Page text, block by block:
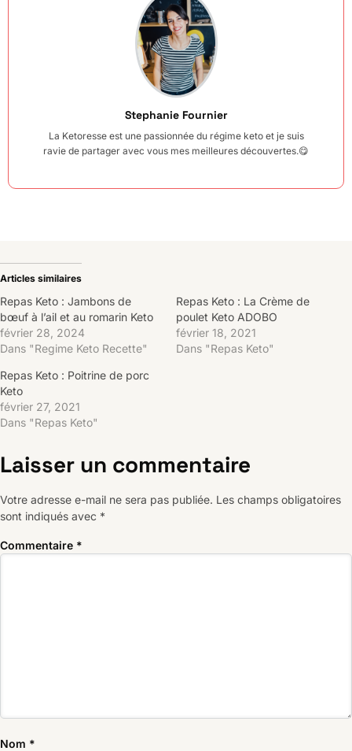
Stephanie Fournier
La Ketoresse est une passionnée du régime keto et je suis
ravie de partager avec vous mes meilleures découvertes.😋
Articles similaires
Repas Keto : Jambons de
bœuf à l’ail et au romarin Keto
février 28, 2024
Dans "Regime Keto Recette"
Repas Keto : La Crème de
poulet Keto ADOBO
février 18, 2021
Dans "Repas Keto"
Repas Keto : Poitrine de porc
Keto
février 27, 2021
Dans "Repas Keto"
Laisser un commentaire
Votre adresse e-mail ne sera pas publiée. Les champs obligatoires
sont indiqués avec *
Commentaire *
Nom *